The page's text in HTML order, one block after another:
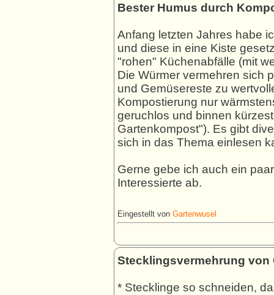
Bester Humus durch
Anfang letzten Jahres habe
und diese in eine Kiste
"rohen" Küchenabfälle (mit
Die Würmer vermehren sich
und Gemüsereste zu
Kompostierung nur
geruchlos und binnen
Gartenkompost"). Es gibt
sich in das Thema einlesen
Gerne gebe ich auch ein
Interessierte ab.
Eingestellt von Gartenwusel
Stecklingsvermehrung von
* Stecklinge so schneiden,